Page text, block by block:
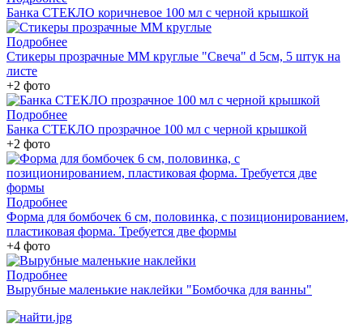
Банка СТЕКЛО коричневое 100 мл с черной крышкой
Подробнее
Стикеры прозрачные ММ круглые "Свеча" d 5см, 5 штук на
листе
+2 фото
Подробнее
Банка СТЕКЛО прозрачное 100 мл с черной крышкой
+2 фото
Подробнее
Форма для бомбочек 6 см, половинка, с позиционированием,
пластиковая форма. Требуется две формы
+4 фото
Подробнее
Вырубные маленькие наклейки "Бомбочка для ванны"